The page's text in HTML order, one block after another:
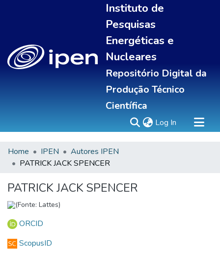
Instituto de
Pesquisas
Energéticas e
Nucleares
Repositório Digital da
Produção Técnico
Científica
Log In (current)
Sobre
All of DSpace
Home IPEN
Autores IPEN
PATRICK JACK SPENCER
PATRICK JACK SPENCER
(Fonte: Lattes)
ORCID
ScopusID